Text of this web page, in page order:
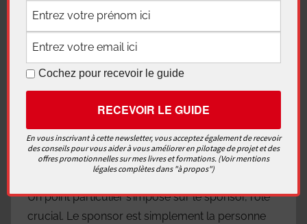
Le sponsor
Un point particulier s’impose sur le sponsor, rôle
crucial. Le sponsor est simplement la personne
Cochez pour recevoir le guide
En vous inscrivant à cette newsletter, vous acceptez également de recevoir
des conseils pour vous aider à vous améliorer en pilotage de projet et des
offres promotionnelles sur mes livres et formations. (Voir mentions
légales complètes dans "à propos")